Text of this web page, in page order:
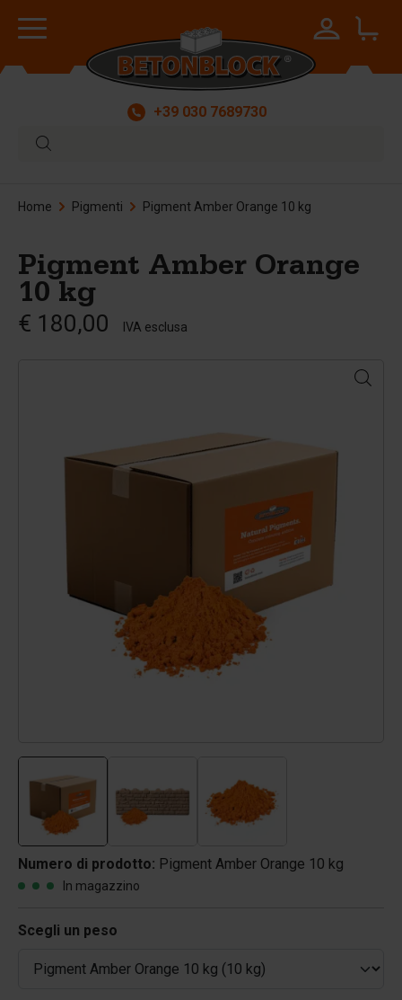
+39 030 7689730
Home Pigmenti Pigment Amber Orange 10 kg
Pigment Amber Orange
10 kg
€ 180,00 IVA esclusa
Numero di prodotto: Pigment Amber Orange 10 kg
In magazzino
Scegli un peso